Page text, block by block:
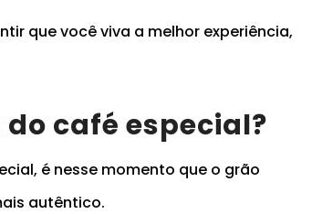
que você viva a melhor experiência,
café especial?
é nesse momento que o grão
autêntico.